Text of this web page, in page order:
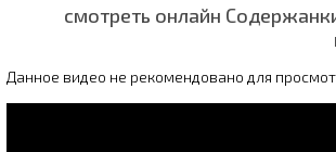
смотреть онлайн
Данное видео не рекомендовано для